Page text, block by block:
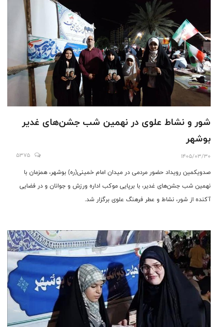
شور و نشاط علوی در نهمین شب جشن‌های غدیر
بوشهر
1405/03/30
5375
صدویکمین رویداد حضور مردمی در میدان امام خمینی(ره) بوشهر، همزمان با
نهمین شب جشن‌های غدیر، با برپایی موکب اداره ورزش و جوانان و در فضایی
آکنده از شور، نشاط و عطر فرهنگ علوی برگزار شد.